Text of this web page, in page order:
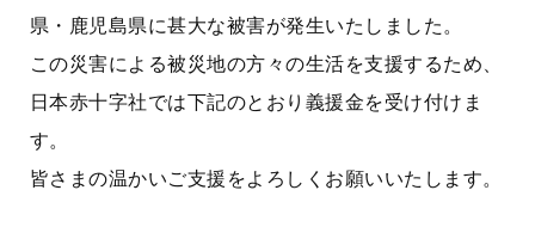
県・鹿児島県に甚大な被害が発生いたしました。
この災害による被災地の方々の生活を支援するため、
日本赤十字社では下記のとおり義援金を受け付けま
す。
皆さまの温かいご支援をよろしくお願いいたします。